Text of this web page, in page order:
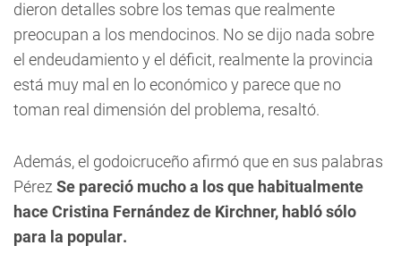
dieron detalles sobre los temas que realmente
preocupan a los mendocinos. No se dijo nada sobre
el endeudamiento y el déficit, realmente la provincia
está muy mal en lo económico y parece que no
toman real dimensión del problema, resaltó.
Además, el godoicruceño afirmó que en sus palabras
Pérez  Se pareció mucho a los que habitualmente
hace Cristina Fernández de Kirchner, habló sólo
para la popular.